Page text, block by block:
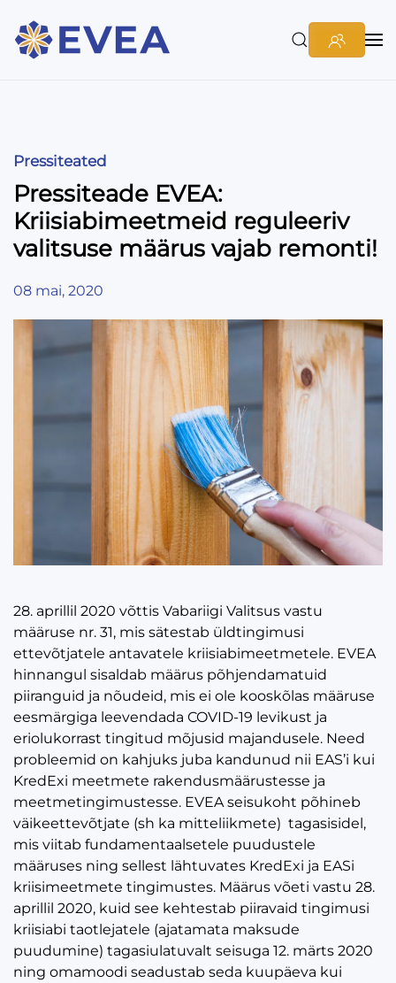
Pressiteated
Pressiteade EVEA:
Kriisiabimeetmeid reguleeriv
valitsuse määrus vajab remonti!
08 mai, 2020
28. aprillil 2020 võttis Vabariigi Valitsus vastu
määruse nr. 31, mis sätestab üldtingimusi
ettevõtjatele antavatele kriisiabimeetmetele. EVEA
hinnangul sisaldab määrus põhjendamatuid
piiranguid ja nõudeid, mis ei ole kooskõlas määruse
eesmärgiga leevendada COVID-19 levikust ja
eriolukorrast tingitud mõjusid majandusele. Need
probleemid on kahjuks juba kandunud nii EAS’i kui
KredExi meetmete rakendusmäärustesse ja
meetmetingimustesse. EVEA seisukoht põhineb
väikeettevõtjate (sh ka mitteliikmete) tagasisidel,
mis viitab fundamentaalsetele puudustele
määruses ning sellest lähtuvates KredExi ja EASi
kriisimeetmete tingimustes. Määrus võeti vastu 28.
aprillil 2020, kuid see kehtestab piiravaid tingimusi
kriisiabi taotlejatele (ajatamata maksude
puudumine) tagasiulatuvalt seisuga 12. märts 2020
ning omamoodi seadustab seda kuupäeva kui